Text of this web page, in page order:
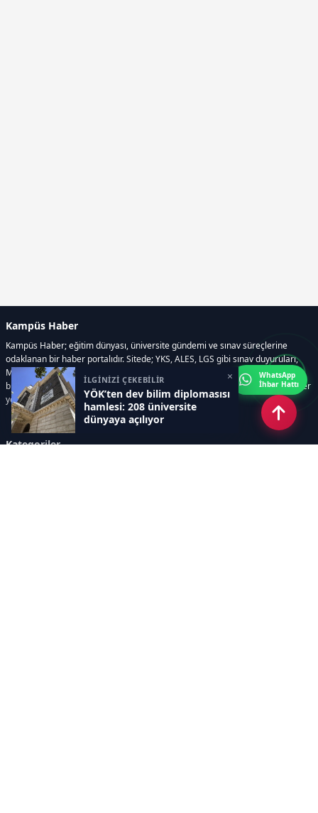
İLGİNİZİ ÇEKEBİLİR
YÖK’ten dev bilim diplomasısı
hamlesi: 208 üniversite
dünyaya açılıyor
×
Kampüs Haber
Kampüs Haber; eğitim dünyası, üniversite gündemi ve sınav süreçlerine
odaklanan bir haber portalıdır. Sitede; YKS, ALES, LGS gibi sınav duyuruları,
Milli Eğitim Bakanlığı gelişmeleri, üniversite haberleri, rehberlik içerikleri,
bilim ve teknoloji alanındaki yenilikler ile öğrenci yaşamına dair güncel bilgiler
yer alır.
Kategoriler
WhatsApp
İhbar Hattı